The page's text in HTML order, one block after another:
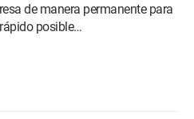
de manera permanente para
posible…